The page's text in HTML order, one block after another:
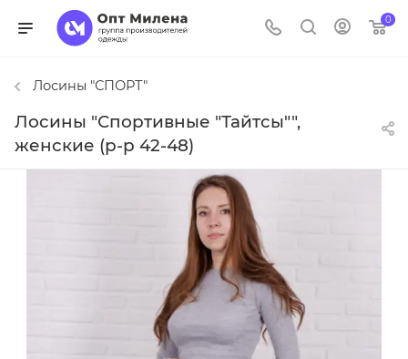
0
Лосины "СПОРТ"
Лосины "Спортивные "Тайтсы"",
женские (р-р 42-48)